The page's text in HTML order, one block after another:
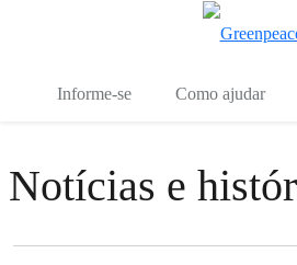
Informe-se Como ajudar
Notícias e